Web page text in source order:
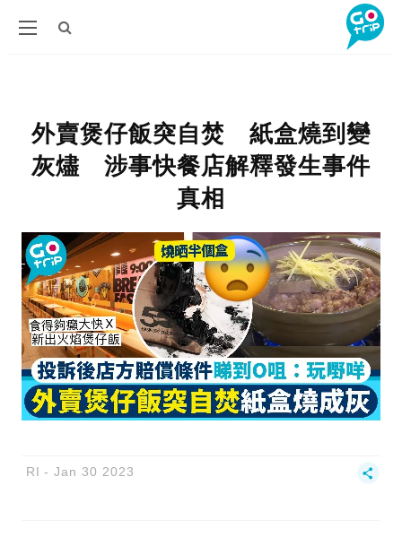
外賣煲仔飯突自焚 紙盒燒到變
灰燼 涉事快餐店解釋發生事件
真相
RI Jan 30 2023